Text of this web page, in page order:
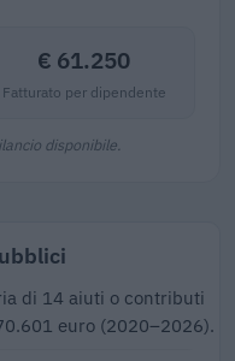
€ 61.250
Fatturato per dipendente
disponibile.
di 14 aiuti o contributi
euro (2020–2026).